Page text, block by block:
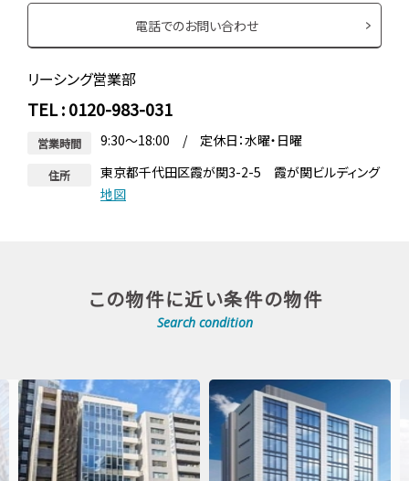
電話でのお問い合わせ
リーシング営業部
TEL : 0120-983-031
営業時間 9:30～18:00 / 定休日：水曜・日曜
住所
東京都千代田区霞が関3-2-5 霞が関ビルディング
地図
この物件に近い条件の物件
Search condition